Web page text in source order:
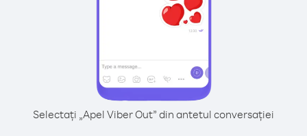
Selectați „Apel Viber Out” din antetul conversației